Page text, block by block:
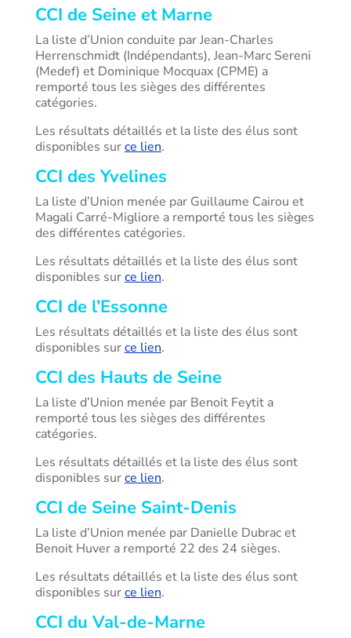
CCI de Seine et Marne
La liste d’Union conduite par Jean-Charles
Herrenschmidt (Indépendants), Jean-Marc Sereni
(Medef) et Dominique Mocquax (CPME) a
remporté tous les sièges des différentes
catégories.
Les résultats détaillés et la liste des élus sont
disponibles surce lien.
CCI des Yvelines
La liste d’Union menée par Guillaume Cairou et
Magali Carré-Migliore a remporté tous les sièges
des différentes catégories.
Les résultats détaillés et la liste des élus sont
disponibles surce lien.
CCI de l’Essonne
Les résultats détaillés et la liste des élus sont
disponibles surce lien.
CCI des Hauts de Seine
La liste d’Union menée par Benoit Feytit a
remporté tous les sièges des différentes
catégories.
Les résultats détaillés et la liste des élus sont
disponibles surce lien.
CCI de Seine Saint-Denis
La liste d’Union menée par Danielle Dubrac et
Benoit Huver a remporté 22 des 24 sièges.
Les résultats détaillés et la liste des élus sont
disponibles surce lien.
CCI du Val-de-Marne